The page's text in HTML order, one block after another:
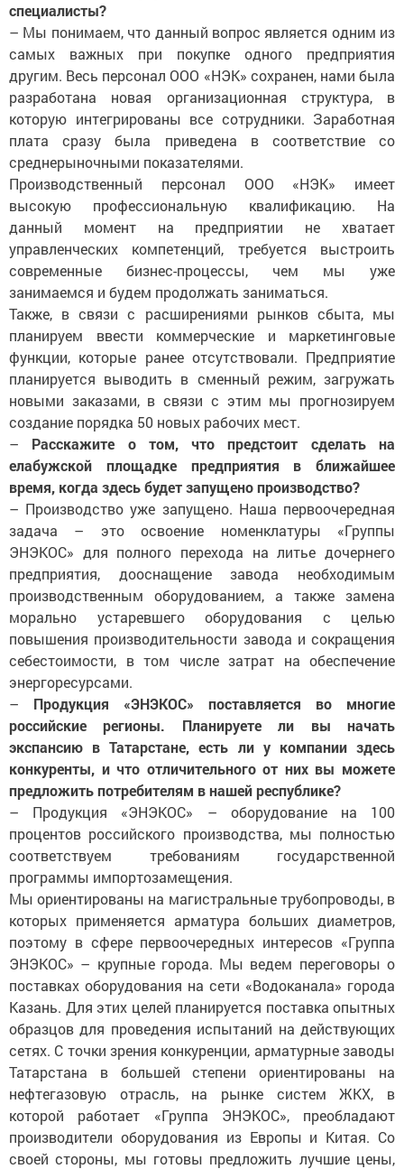
специалисты?
– Мы понимаем, что данный вопрос является одним из
самых важных при покупке одного предприятия
другим. Весь персонал ООО «НЭК» сохранен, нами была
разработана новая организационная структура, в
которую интегрированы все сотрудники. Заработная
плата сразу была приведена в соответствие со
среднерыночными показателями.
Производственный персонал ООО «НЭК» имеет
высокую профессиональную квалификацию. На
данный момент на предприятии не хватает
управленческих компетенций, требуется выстроить
современные бизнес-процессы, чем мы уже
занимаемся и будем продолжать заниматься.
Также, в связи с расширениями рынков сбыта, мы
планируем ввести коммерческие и маркетинговые
функции, которые ранее отсутствовали. Предприятие
планируется выводить в сменный режим, загружать
новыми заказами, в связи с этим мы прогнозируем
создание порядка 50 новых рабочих мест.
– Расскажите о том, что предстоит сделать на
елабужской площадке предприятия в ближайшее
время, когда здесь будет запущено производство?
– Производство уже запущено. Наша первоочередная
задача – это освоение номенклатуры «Группы
ЭНЭКОС» для полного перехода на литье дочернего
предприятия, дооснащение завода необходимым
производственным оборудованием, а также замена
морально устаревшего оборудования с целью
повышения производительности завода и сокращения
себестоимости, в том числе затрат на обеспечение
энергоресурсами.
– Продукция «ЭНЭКОС» поставляется во многие
российские регионы. Планируете ли вы начать
экспансию в Татарстане, есть ли у компании здесь
конкуренты, и что отличительного от них вы можете
предложить потребителям в нашей республике?
– Продукция «ЭНЭКОС» – оборудование на 100
процентов российского производства, мы полностью
соответствуем требованиям государственной
программы импортозамещения.
Мы ориентированы на магистральные трубопроводы, в
которых применяется арматура больших диаметров,
поэтому в сфере первоочередных интересов «Группа
ЭНЭКОС» – крупные города. Мы ведем переговоры о
поставках оборудования на сети «Водоканала» города
Казань. Для этих целей планируется поставка опытных
образцов для проведения испытаний на действующих
сетях. С точки зрения конкуренции, арматурные заводы
Татарстана в большей степени ориентированы на
нефтегазовую отрасль, на рынке систем ЖКХ, в
которой работает «Группа ЭНЭКОС», преобладают
производители оборудования из Европы и Китая. Со
своей стороны, мы готовы предложить лучшие цены,